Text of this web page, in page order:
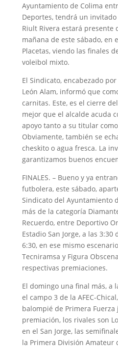
Ayuntamiento de Colima
Deportes, tendrá un
Riult Rivera estará presente
mañana de este sábado, en
Placetas, viendo las finales
voleibol mixto.
El Sindicato, encabezado
León Alam, informó que
carnitas. Este, es el cierre
mejor que el alcalde acuda
apoyo tanto a su titular
Obviamente, también se
cheskito o agua fresca. La
garantizamos buenos
FINALES. – Bueno y ya
futbolera, este sábado,
Sindicato del Ayuntamiento
más de la categoría
Recuerdo, entre Deportivo
Estadio San Jorge, a las 3:30
6:30, en ese mismo
Tecniramsa y Figura
respectivas premiaciones.
El domingo una final más, a
el campo 3 de la AFEC-
balompié de Primera Fuerza
premiación, los rivales son
en el San Jorge, las
la Primera División Amateur